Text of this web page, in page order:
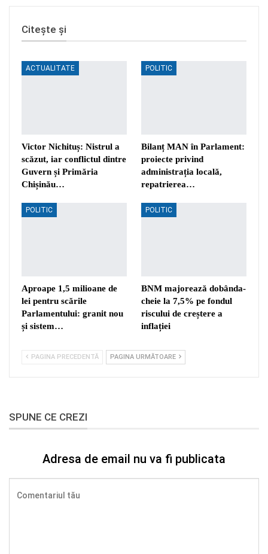
Citește și
ACTUALITATE
Victor Nichituș: Nistrul a
scăzut, iar conflictul dintre
Guvern și Primăria
Chișinău…
POLITIC
Bilanț MAN în Parlament:
proiecte privind
administrația locală,
repatrierea…
POLITIC
Aproape 1,5 milioane de
lei pentru scările
Parlamentului: granit nou
și sistem…
POLITIC
BNM majorează dobânda-
cheie la 7,5% pe fondul
riscului de creștere a
inflației
PAGINA PRECEDENTĂ PAGINA URMĂTOARE
SPUNE CE CREZI
Adresa de email nu va fi publicata